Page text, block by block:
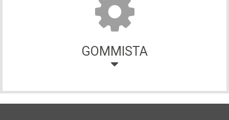
GOMMISTA